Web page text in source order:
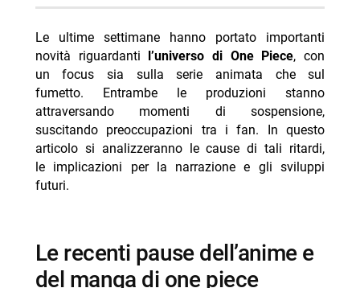
narrative
-- Scopri di più da Jump the shark
-- RispondiAnnulla risposta
- Pikachu marvel: il personaggio pop culture che
arriva presto da marvel
- X-men 97 la morte più grande della serie e le
conseguenze importanti per la stagione 3 e 4
voto 10 su 10 perfetto
- Dungeons & dragons animated series: 7 serie
Le ultime settimane hanno portato importanti
novità riguardanti
l’universo di One Piece, con
un focus sia sulla serie animata che sul
fumetto. Entrambe le produzioni stanno
attraversando momenti di sospensione,
suscitando preoccupazioni tra i fan. In questo
articolo si analizzeranno le cause di tali ritardi,
le implicazioni per la narrazione e gli sviluppi
futuri.
le recenti pause dell’anime e
del manga di one piece